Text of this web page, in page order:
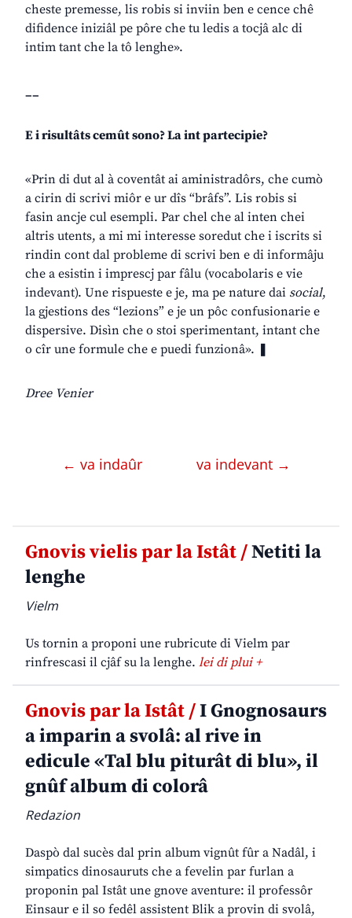
cheste premesse, lis robis si inviin ben e cence chê
difidence iniziâl pe pôre che tu ledis a tocjâ alc di
intim tant che la tô lenghe».
__
E i risultâts cemût sono? La int partecipie?
«Prin di dut al à coventât ai aministradôrs, che cumò
a cirin di scrivi miôr e ur dîs “brâfs”. Lis robis si
fasin ancje cul esempli. Par chel che al inten chei
altris utents, a mi mi interesse soredut che i iscrits si
rindin cont dal probleme di scrivi ben e di informâju
che a esistin i imprescj par fâlu (vocabolaris e vie
indevant). Une rispueste e je, ma pe nature dai social,
la gjestions des “lezions” e je un pôc confusionarie e
dispersive. Disìn che o stoi sperimentant, intant che
o cîr une formule che e puedi funzionâ». ❚
Dree Venier
← va indaûr va indevant →
Gnovis vielis par la Istât /Netiti la
lenghe
Vielm
Us tornin a proponi une rubricute di Vielm par
rinfrescasi il cjâf su la lenghe. lei di plui +
Gnovis par la Istât /I Gnognosaurs
a imparin a svolâ: al rive in
edicule «Tal blu piturât di blu», il
gnûf album di colorâ
Redazion
Daspò dal sucès dal prin album vignût fûr a Nadâl, i
simpatics dinosauruts che a fevelin par furlan a
proponin pal Istât une gnove aventure: il professôr
Einsaur e il so fedêl assistent Blik a provin di svolâ,